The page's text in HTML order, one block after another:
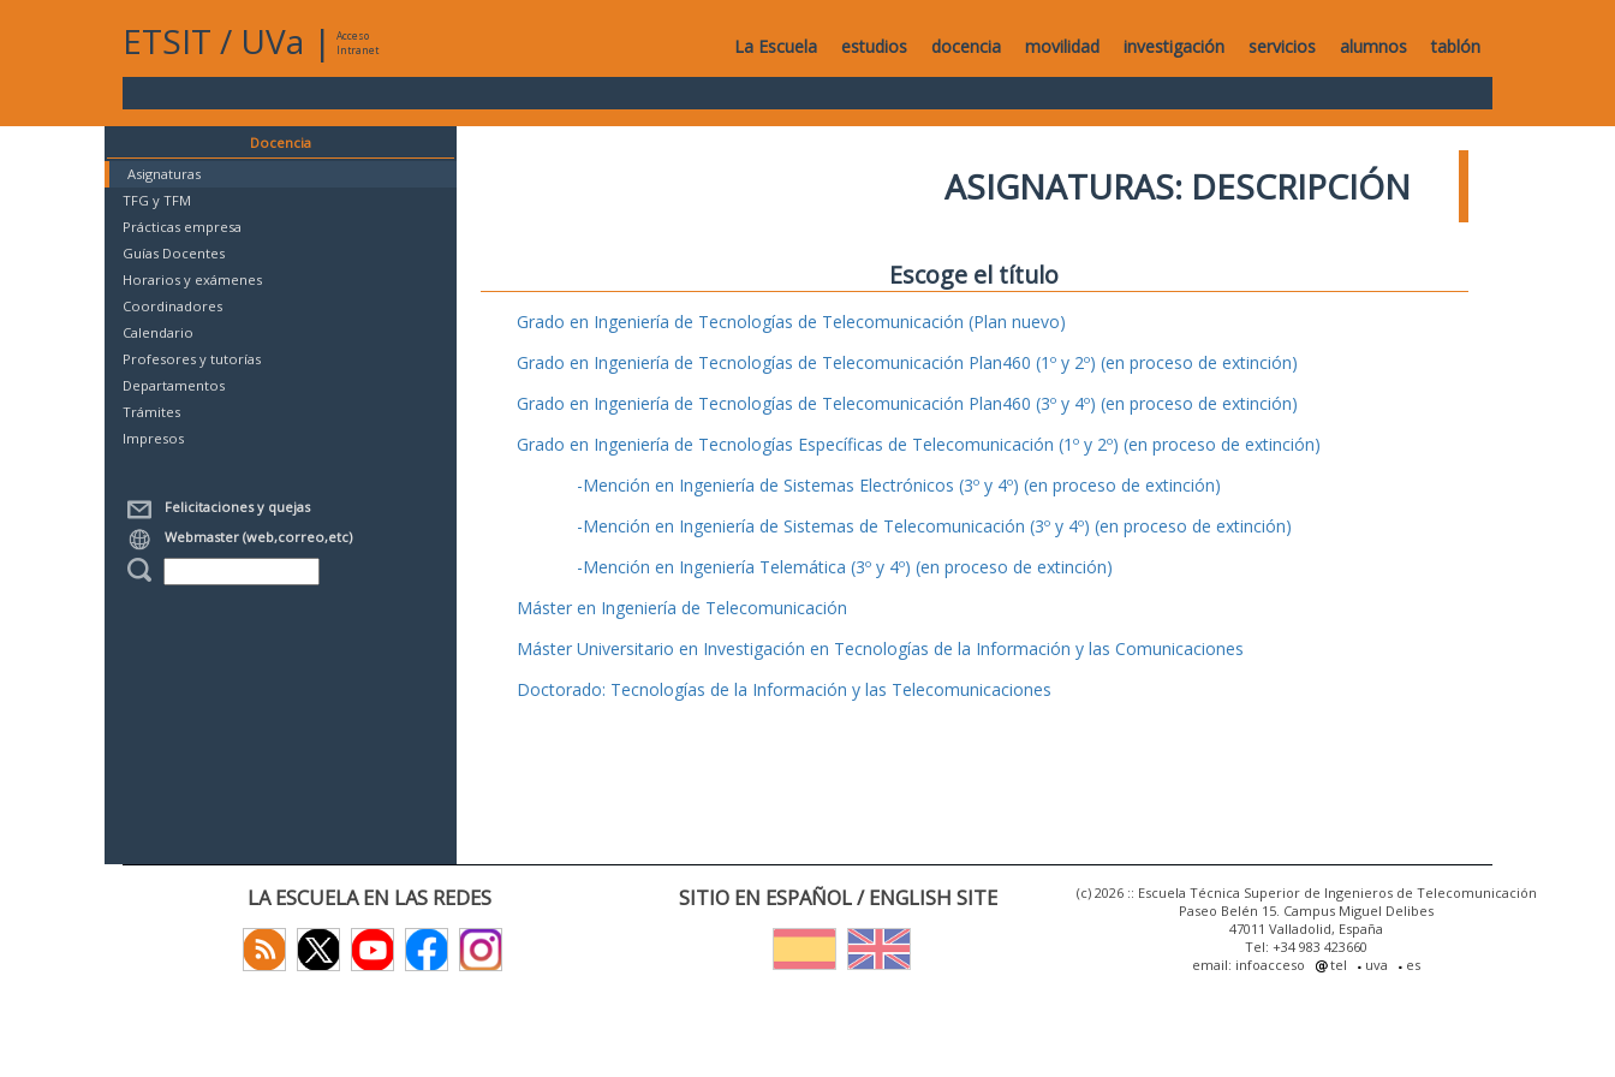
ETSIT / UVa |
Acceso
Intranet
La Escuela estudios docencia movilidad investigación servicios alumnos tablón
Docencia
Asignaturas
TFG y TFM
Prácticas empresa
Guías Docentes
Horarios y exámenes
Coordinadores
Calendario
Profesores y tutorías
Departamentos
Trámites
Impresos
Felicitaciones y quejas
Webmaster (web,correo,etc)
ASIGNATURAS: DESCRIPCIÓN
Escoge el título
Grado en Ingeniería de Tecnologías de Telecomunicación (Plan nuevo)
Grado en Ingeniería de Tecnologías de Telecomunicación Plan460 (1º y 2º) (en proceso de extinción)
Grado en Ingeniería de Tecnologías de Telecomunicación Plan460 (3º y 4º) (en proceso de extinción)
Grado en Ingeniería de Tecnologías Específicas de Telecomunicación (1º y 2º) (en proceso de extinción)
-Mención en Ingeniería de Sistemas Electrónicos (3º y 4º) (en proceso de extinción)
-Mención en Ingeniería de Sistemas de Telecomunicación (3º y 4º) (en proceso de extinción)
-Mención en Ingeniería Telemática (3º y 4º) (en proceso de extinción)
Máster en Ingeniería de Telecomunicación
Máster Universitario en Investigación en Tecnologías de la Información y las Comunicaciones
Doctorado: Tecnologías de la Información y las Telecomunicaciones
LA ESCUELA EN LAS REDES SITIO EN ESPAÑOL / ENGLISH SITE
(c) 2026 :: Escuela Técnica Superior de Ingenieros de Telecomunicación
Paseo Belén 15. Campus Miguel Delibes
47011 Valladolid, España
Tel: +34 983 423660
email: infoacceso
tel uva es